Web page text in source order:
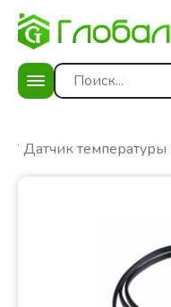
Датчик